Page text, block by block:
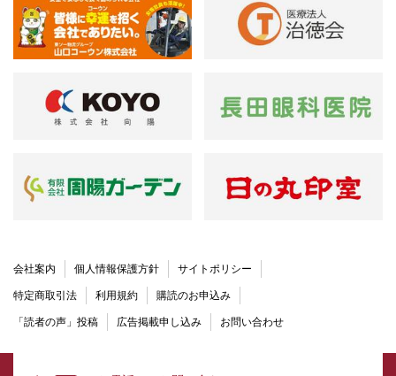
会社案内 個人情報保護方針 サイトポリシー
特定商取引法 利用規約 購読のお申込み
「読者の声」投稿 広告掲載申し込み お問い合わせ